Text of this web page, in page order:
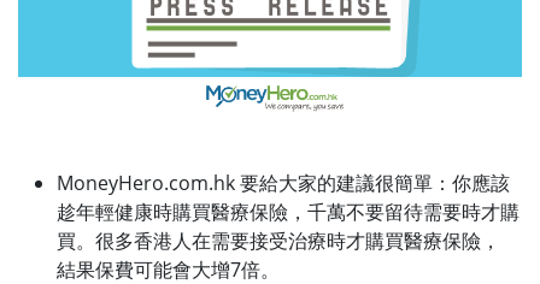
MoneyHero.com.hk 要給大家的建議很簡單：你應該
趁年輕健康時購買醫療保險，千萬不要留待需要時才購
買。很多香港人在需要接受治療時才購買醫療保險，
結果保費可能會大增7倍。